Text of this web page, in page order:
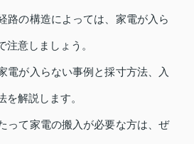
路の構造によっては、家電が入ら
注意しましょう。
電が入らない事例と採寸方法、入
を解説します。
って家電の搬入が必要な方は、ぜ